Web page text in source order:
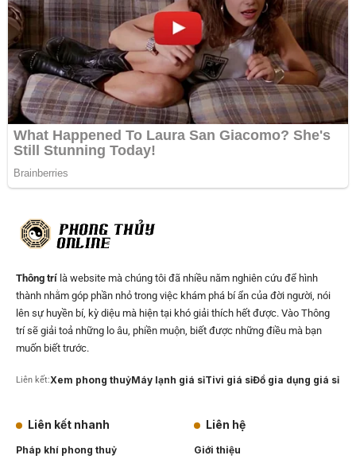
Thông trí là website mà chúng tôi đã nhiều năm nghiên cứu để hình
thành nhằm góp phần nhỏ trong việc khám phá bí ẩn của đời người, nói
lên sự huyền bí, kỳ diệu mà hiện tại khó giải thích hết được. Vào Thông
trí sẽ giải toả những lo âu, phiền muộn, biết được những điều mà bạn
muốn biết trước.
Liên kết:Xem phong thuỷMáy lạnh giá sỉTivi giá sỉĐồ gia dụng giá sỉ
Liên kết nhanh
Pháp khí phong thuỷ
Liên hệ
Giới thiệu